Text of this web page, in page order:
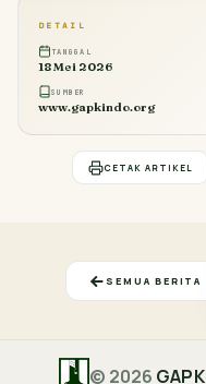
DETAIL
TANGGAL
18 Mei 2026
SUMBER
www.gapkindo.org
CETAK ARTIKEL
SEMUA BERITA
© 2026